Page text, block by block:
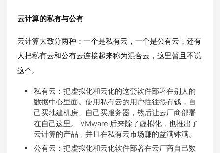
云计算的私有与公有
云计算大致分两种：一个是私有云，一个是公有云，还有
人把私有云和公有云连接起来称为混合云，这里暂且不说
这个。
私有云：把虚拟化和云化的这套软件部署在别人的
数据中心里面。使用私有云的用户往往很有钱，自
己买地建机房、自己买服务器，然后让云厂商部署
在自己这里。 VMware 后来除了虚拟化，也推出了
云计算的产品，并且在私有云市场赚的盆满钵满。
公有云：把虚拟化和云化软件部署在云厂商自己数